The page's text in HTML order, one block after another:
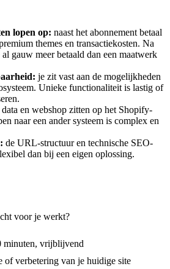
lopen op: naast het abonnement betaal
themes en transactiekosten. Na
al gauw meer betaald dan een maatwerk
je zit vast aan de mogelijkheden
Unieke functionaliteit is lastig of
data en webshop zitten op het Shopify-
naar een ander systeem is complex en
de URL-structuur en technische SEO-
dan bij een eigen oplossing.
voor je werkt?
minuten, vrijblijvend
of verbetering van je huidige site